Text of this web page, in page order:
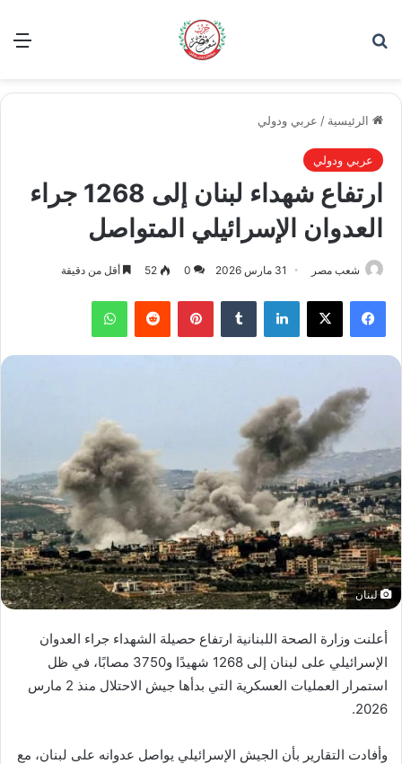
الرئيسية / عربي ودولي
عربي ودولي
ارتفاع شهداء لبنان إلى 1268 جراء
العدوان الإسرائيلي المتواصل
شعب مصر 31 مارس 2026 0
52 أقل من دقيقة
فيسبوك ‫X لينكدإن بينتيريست واتساب
لبنان
أعلنت وزارة الصحة اللبنانية ارتفاع حصيلة الشهداء جراء العدوان
الإسرائيلي على لبنان إلى 1268 شهيدًا و3750 مصابًا، في ظل
استمرار العمليات العسكرية التي بدأها جيش الاحتلال منذ 2 مارس
2026.
وأفادت التقارير بأن الجيش الإسرائيلي يواصل عدوانه على لبنان، مع